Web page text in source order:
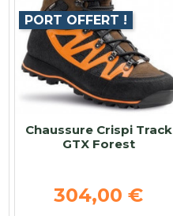
Chaussure Crispi Track
GTX Forest
304,00 €
PORT OFFERT !